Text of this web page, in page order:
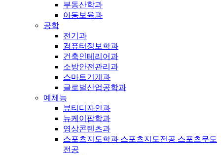
부동산학과
아동보육과
공학
전기과
컴퓨터정보학과
건축인테리어과
소방안전관리과
스마트기계과
글로벌산업공학과
예체능
뷰티디자인과
뉴케이팝학과
영상콘텐츠과
스포츠지도학과 스포츠지도전공 스포츠무도
전공